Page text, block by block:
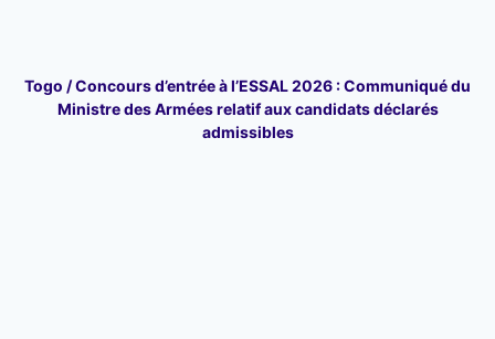
Togo / Concours d’entrée à l’ESSAL 2026 : Communiqué du
Ministre des Armées relatif aux candidats déclarés
admissibles